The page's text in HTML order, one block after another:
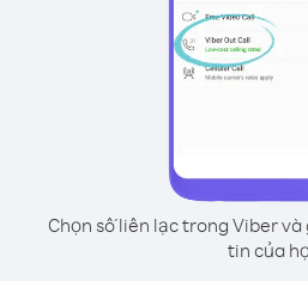
Chọn số liên lạc trong Viber
tin của